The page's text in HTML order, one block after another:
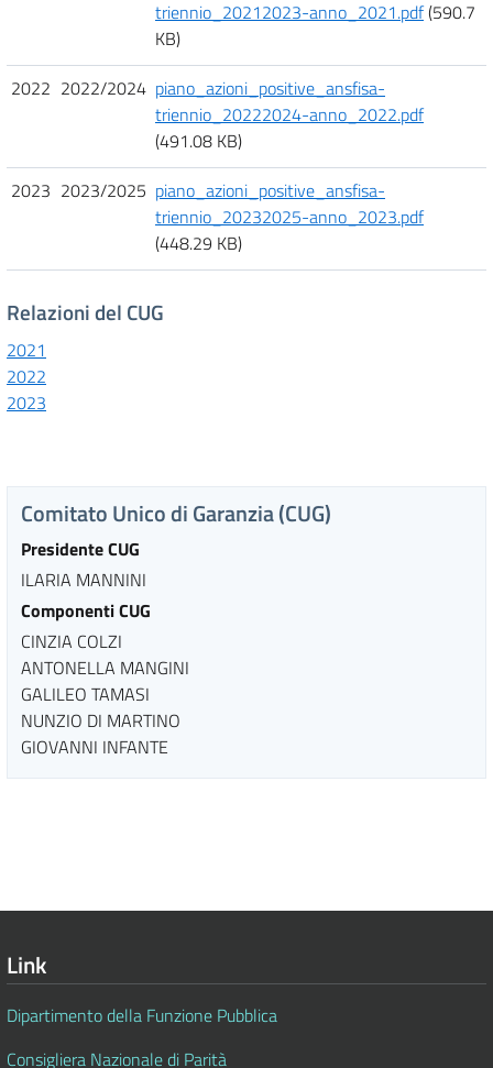
triennio_20212023-anno_2021.pdf(590.7
KB)
2022 2022/2024 piano_azioni_positive_ansfisa-
triennio_20222024-anno_2022.pdf
(491.08 KB)
2023 2023/2025 piano_azioni_positive_ansfisa-
triennio_20232025-anno_2023.pdf
(448.29 KB)
Relazioni del CUG
2021
2022
2023
Comitato Unico di Garanzia (CUG)
Presidente CUG
ILARIA MANNINI
Componenti CUG
CINZIA COLZI
ANTONELLA MANGINI
GALILEO TAMASI
NUNZIO DI MARTINO
GIOVANNI INFANTE
Link
Dipartimento della Funzione Pubblica
Consigliera Nazionale di Parità